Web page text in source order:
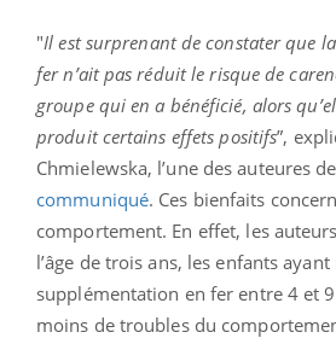
"Il est surprenant de constater que
fer n’ait pas réduit le risque de
groupe qui en a bénéficié, alors
produit certains effets positifs”,
Chmielewska, l’une des auteures
communiqué. Ces bienfaits
comportement. En effet, les
l’âge de trois ans, les enfants
supplémentation en fer entre 4 et
moins de troubles du